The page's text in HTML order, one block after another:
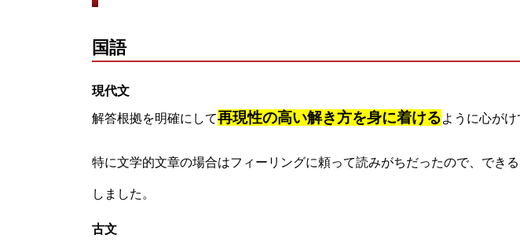
国語
現代文
解答根拠を明確にして再現性の高い解き方を身に着けるように心がけ
特に文学的文章の場合はフィーリングに頼って読みがちだったので、でき
しました。
古文